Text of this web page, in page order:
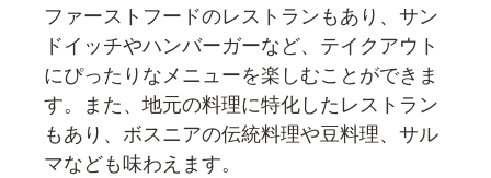
ファーストフードのレストランもあり、サン
ドイッチやハンバーガーなど、テイクアウト
にぴったりなメニューを楽しむことができま
す。また、地元の料理に特化したレストラン
もあり、ボスニアの伝統料理や豆料理、サル
マなども味わえます。